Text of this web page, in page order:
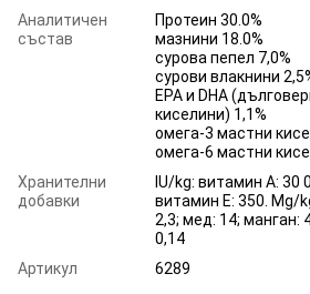
Аналитичен
състав
Протеин 30.0%
мазнини 18.0%
сурова пепел 7,0%
сурови влакнини
EPA и DHA
киселини) 1,1%
омега-3 мастни
омега-6 мастни
Хранителни
добавки
IU/kg: витамин А: 30
витамин Е: 350. Mg/
2,3; мед: 14; манган:
0,14
Артикул
6289